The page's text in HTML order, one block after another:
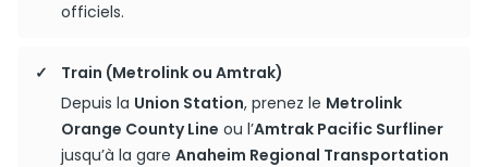
officiels.
Train (Metrolink ou Amtrak)
Depuis la Union Station, prenez le Metrolink
Orange County Line ou l’Amtrak Pacific Surfliner
jusqu’à la gare Anaheim Regional Transportation